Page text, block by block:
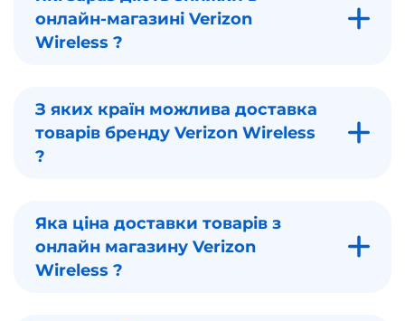
онлайн-магазині Verizon
Wireless ?
З яких країн можлива доставка
товарів бренду Verizon Wireless
?
Яка ціна доставки товарів з
онлайн магазину Verizon
Wireless ?